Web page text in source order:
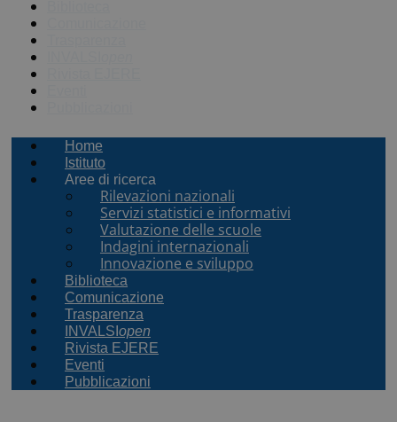
Home
Istituto
Aree di ricerca
Rilevazioni nazionali
Servizi statistici e informativi
Valutazione delle scuole
Indagini internazionali
Innovazione e sviluppo
Biblioteca
Comunicazione
Trasparenza
INVALSI open
Rivista EJERE
Eventi
Pubblicazioni